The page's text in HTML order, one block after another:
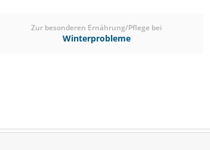
Zur besonderen Ernährung/Pflege bei
Winterprobleme